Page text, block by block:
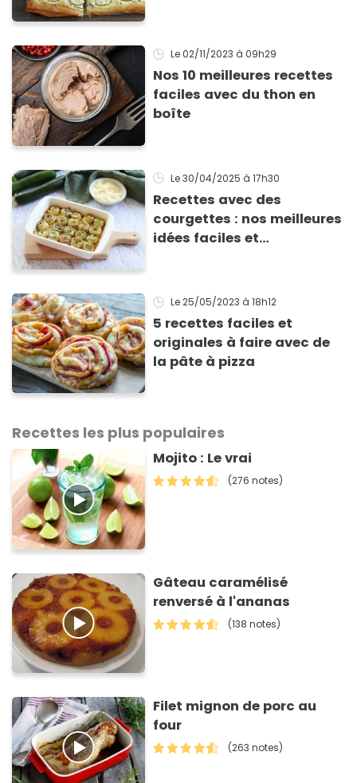
Le 02/11/2023 à 09h29
Nos 10 meilleures recettes
faciles avec du thon en
boîte
Le 30/04/2025 à 17h30
Recettes avec des
courgettes : nos meilleures
idées faciles et
Le 25/05/2023 à 18h12
5 recettes faciles et
originales à faire avec de
la pâte à pizza
Recettes les plus populaires
Mojito : Le vrai
(276 notes)
Gâteau caramélisé
renversé à l'ananas
(138 notes)
Filet mignon de porc au
four
(263 notes)